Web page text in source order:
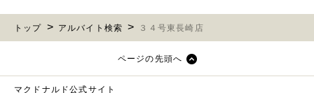
トップ アルバイト検索 ３４号東長崎店
ページの先頭へ
マクドナルド公式サイト